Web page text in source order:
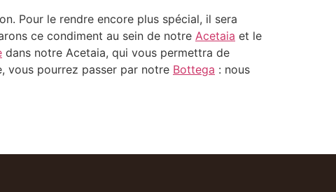
Pour le rendre encore plus spécial, il sera
ce condiment au sein de notre Acetaia et le
dans notre Acetaia, qui vous permettra de
vous pourrez passer par notre Bottega : nous